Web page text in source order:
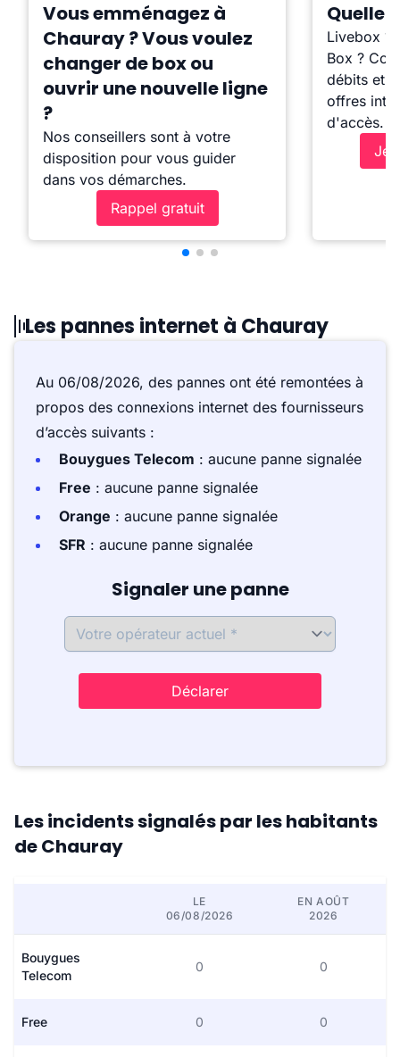
Vous emménagez à
Chauray ? Vous voulez
changer de box ou
ouvrir une nouvelle ligne
?
Nos conseillers sont à votre
disposition pour vous guider
dans vos démarches.
Rappel gratuit
Quelle
Livebox ?
Box ?
débits et
offres
d'accès.
Je
Les pannes internet à Chauray
Au 06/08/2026, des pannes ont été remontées à
propos des connexions internet des fournisseurs
d’accès suivants :
Bouygues Telecom : aucune panne signalée
Free : aucune panne signalée
Orange : aucune panne signalée
SFR : aucune panne signalée
Signaler une panne
Déclarer
Les incidents signalés par les habitants
de Chauray
LE
06/08/2026
EN AOÛT
2026
Bouygues
Telecom
0 0
Free 0 0